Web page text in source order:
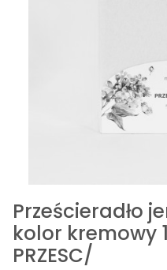
Prześcieradło
kolor kremowy
PRZESC/